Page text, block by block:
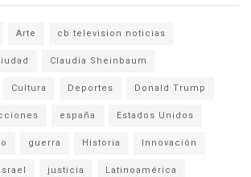
Arte cb television noticias
Claudia Sheinbaum
Cultura Deportes Donald Trump
españa Estados Unidos
guerra Historia Innovación
israel justicia Latinoamérica